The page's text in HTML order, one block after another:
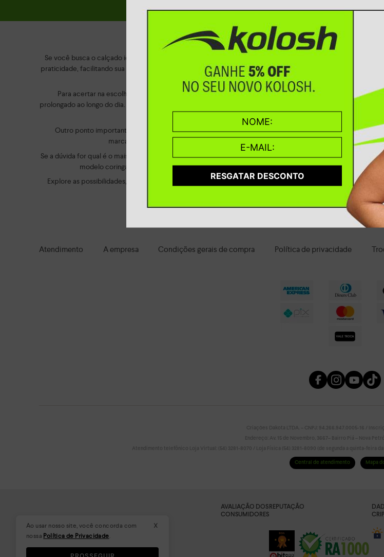
x
Ao usar nosso site, você concorda com
nossa Política de Privacidade.
RESGATAR DESCONTO
Kolosh: descubra as novidades que vão
Se você busca o calçado ideal para o seu dia a dia, este é o local certo para encontrar opções que
praticidade, facilitando sua rotina sem abrir mão de um visual atual. Mais do que escolher um produto, a
de lazer ou atividades que exigem
Para acertar na escolha, o primeiro passo é entender o uso. Modelos mais leves, flexíveis e com
prolongado ao longo do dia. Já opções com solado mais estruturado e ajuste firme fazem diferença em
a praticidade é prioridade, os modelos com calce fácil — como slip on ou com
Outro ponto importante é o estilo. Você pode optar por versões mais básicas e versáteis, que
marcante, que elevam a produção e trazem personalidade. Hoje, conforto e estilo
Se a dúvida for qual é o mais confortável, vale apostar em modelos com estrutura leve, bom ajuste ao pé e
modelo coringa deve priorizar cores neutras e design clean, enquanto quem quer se destacar
Explore as possibilidades, compare os detalhes e escolha com confiança. Um bom calçado muda a forma
estilo em qualquer ocasião. Aproveite para encontrar o modelo
Atendimento A empresa Condições gerais de compra Política de privacidade
Criações Dakota LTDA. – CNPJ: 94.266.947.0005-16 /
Endereço: Av. 15 de Novembro, 3667– Bairro Piá – Nova
Atendimento telefônico Loja Virtual: (54) 3281-8070 / Loja Física (54) 3281-8090 (de segunda a quinta-feira das
Central de atendimento Mapa
AVALIAÇÃO DOS
CONSUMIDORES
REPUTAÇÃO